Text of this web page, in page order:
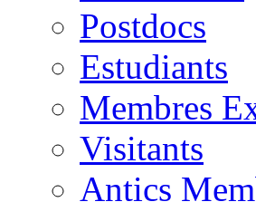
Postdocs
Estudiants
Membres
Visitants
Antics